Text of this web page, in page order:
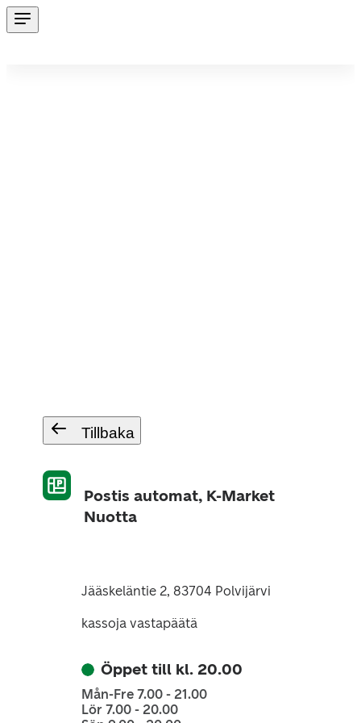
Tillbaka
Postis automat, K-Market
Nuotta
Jääskeläntie 2, 83704 Polvijärvi
kassoja vastapäätä
Öppet till kl. 20.00
Mån-Fre 7.00 - 21.00
Lör 7.00 - 20.00